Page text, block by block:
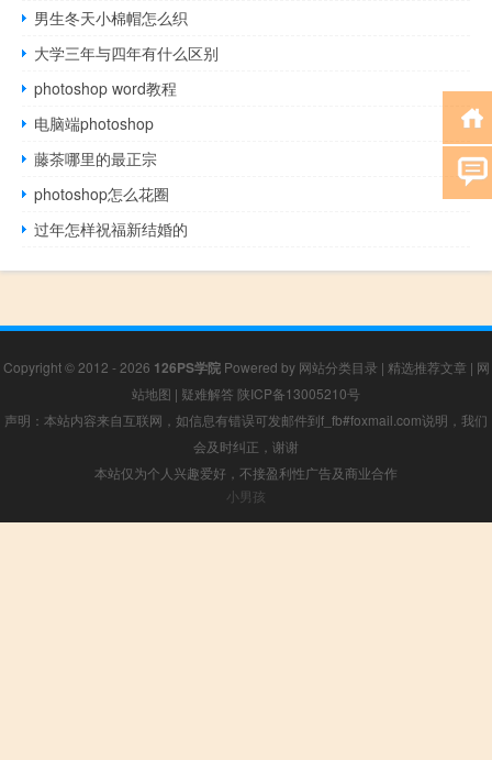
男生冬天小棉帽怎么织
大学三年与四年有什么区别
photoshop word教程
电脑端photoshop
藤茶哪里的最正宗
photoshop怎么花圈
过年怎样祝福新结婚的
Copyright © 2012 - 2026 126PS学院Powered by 网站分类目录 | 精选推荐文章 | 网
站地图 | 疑难解答 陕ICP备13005210号
声明：本站内容来自互联网，如信息有错误可发邮件到f_fb#foxmail.com说明，我们
会及时纠正，谢谢
本站仅为个人兴趣爱好，不接盈利性广告及商业合作
小男孩